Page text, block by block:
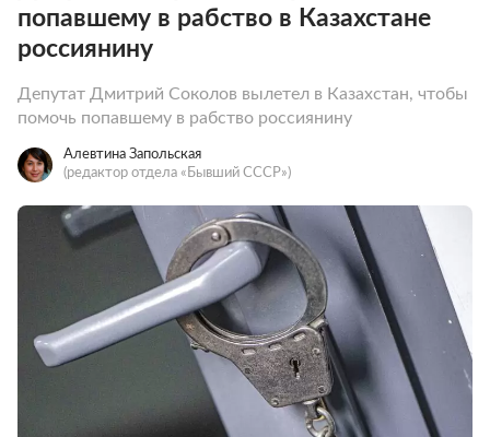
попавшему в рабство в Казахстане
россиянину
Депутат Дмитрий Соколов вылетел в Казахстан, чтобы
помочь попавшему в рабство россиянину
Алевтина Запольская
(редактор отдела «Бывший СССР»)